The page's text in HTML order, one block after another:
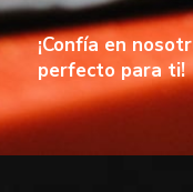
¡Confía en
perfecto para ti!